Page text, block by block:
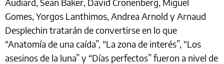
Gomes, Yorgos Lanthimos, Andrea Arnold y Arnaud
Desplechin tratarán de convertirse en lo que
“Anatomía de una caída”, “La zona de interés”, “Los
asesinos de la luna” y “Días perfectos” fueron a nivel de